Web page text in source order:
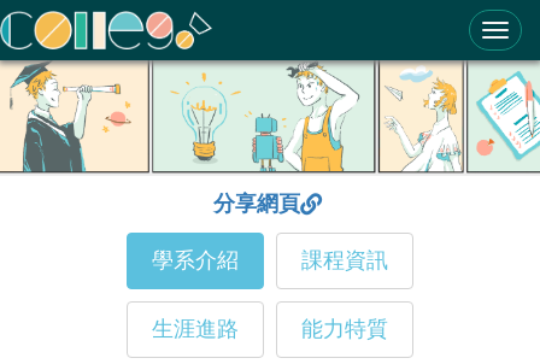
ColleGo! 大學選才與高中育才輔助系統
分享網頁
學系介紹 課程資訊
生涯進路 能力特質